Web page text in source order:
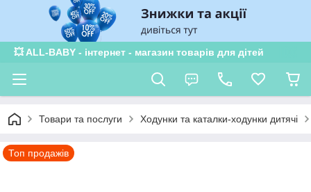
💥 ALL-BABY - інтернет - магазин товарів для дітей
Товари та послуги Ходунки та каталки-ходунки дитячі
Топ продажів